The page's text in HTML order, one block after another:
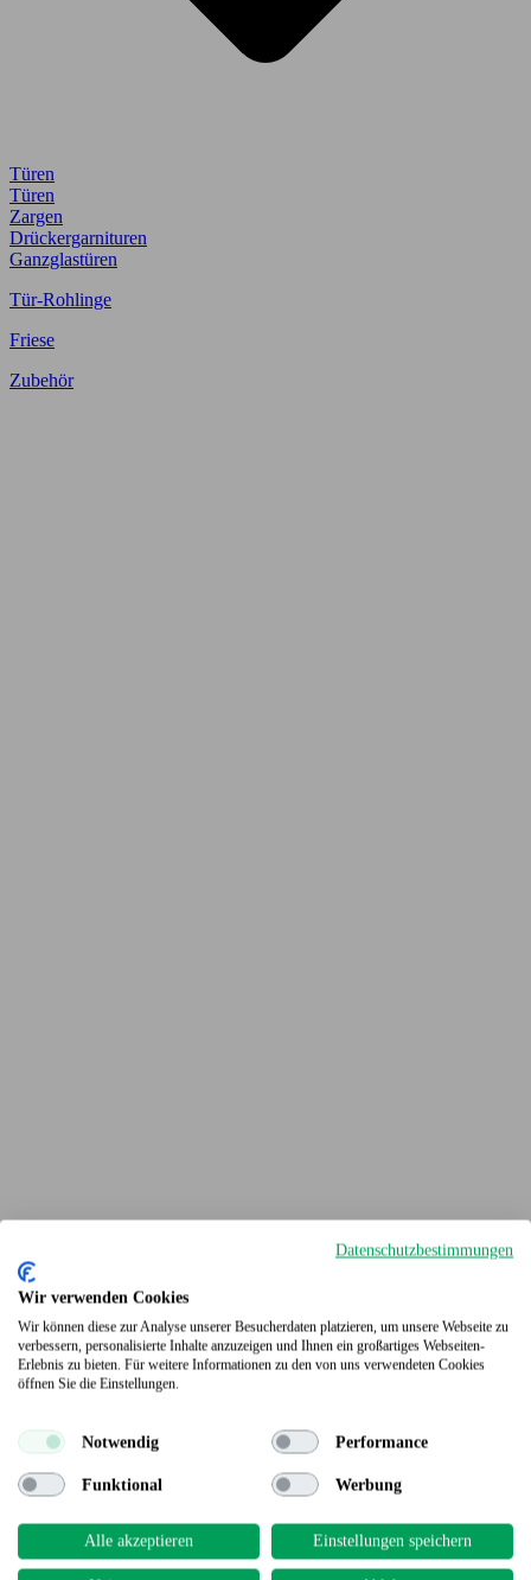
Türen
Türen
Zargen
Drückergarnituren
Ganzglastüren
Tür-Rohlinge
Friese
Zubehör
Terrassendielen
Datenschutzbestimmungen
Wir verwenden Cookies
Wir können diese zur Analyse unserer Besucherdaten platzieren, um unsere Webseite zu
verbessern, personalisierte Inhalte anzuzeigen und Ihnen ein großartiges Webseiten-
Erlebnis zu bieten. Für weitere Informationen zu den von uns verwendeten Cookies
öffnen Sie die Einstellungen.
Notwendig Performance
Funktional Werbung
Alle akzeptieren Einstellungen speichern